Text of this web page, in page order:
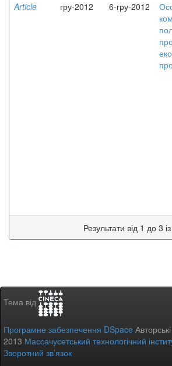
Article
гру-2012 6-гру-2012
Результати від 1 до 3
Тема від
Програмне забезпечення DSpace
2013 Массачусетський технологічний
Зворотний зв’язок